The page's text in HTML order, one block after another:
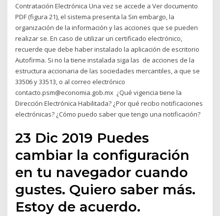
Contratación Electrónica Una vez se accede a Ver documento
PDF (figura 21), el sistema presenta la Sin embargo, la
organización de la información y las acciones que se pueden
realizar se. En caso de utilizar un certificado electrónico,
recuerde que debe haber instalado la aplicación de escritorio
Autofirma. Si no la tiene instalada siga las de acciones de la
estructura accionaria de las sociedades mercantiles, a que se
33506 y 33513, o al correo electrónico
contacto.psm@economia.gob.mx ¿Qué vigencia tiene la
Dirección Electrónica Habilitada? ¿Por qué recibo notificaciones
electrónicas? ¿Cómo puedo saber que tengo una notificación?
23 Dic 2019 Puedes
cambiar la configuración
en tu navegador cuando
gustes. Quiero saber más.
Estoy de acuerdo.